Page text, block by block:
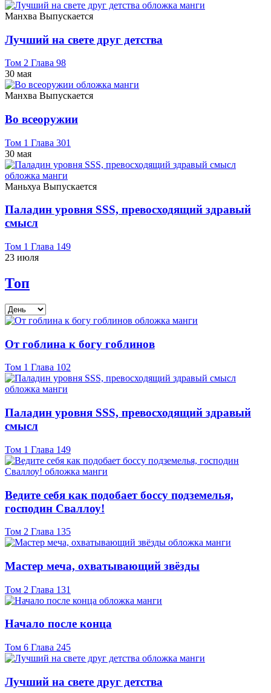
Манхва Выпускается
Лучший на свете друг детства
Том 2 Глава 98
30 мая
Манхва Выпускается
Во всеоружии
Том 1 Глава 301
30 мая
Маньхуа Выпускается
Паладин уровня SSS, превосходящий здравый
смысл
Том 1 Глава 149
23 июля
Топ
От гоблина к богу гоблинов
Том 1 Глава 102
Паладин уровня SSS, превосходящий здравый
смысл
Том 1 Глава 149
Ведите себя как подобает боссу подземелья,
господин Сваллоу!
Том 2 Глава 135
Мастер меча, охватывающий звёзды
Том 2 Глава 131
Начало после конца
Том 6 Глава 245
Лучший на свете друг детства